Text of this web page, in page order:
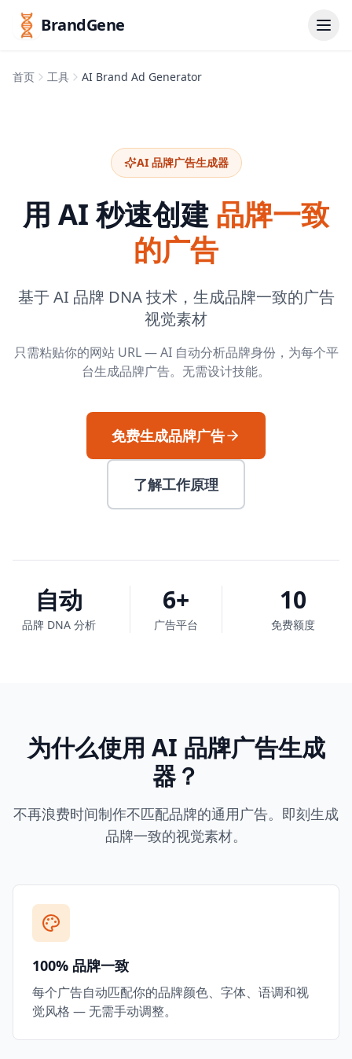
BrandGene
首页 工具 AI Brand Ad Generator
AI 品牌广告生成器
用 AI 秒速创建 品牌一致
的广告
基于 AI 品牌 DNA 技术，生成品牌一致的广告
视觉素材
只需粘贴你的网站 URL — AI 自动分析品牌身份，为每个平
台生成品牌广告。无需设计技能。
免费生成品牌广告
了解工作原理
自动
品牌 DNA 分析
6+
广告平台
10
免费额度
为什么使用 AI 品牌广告生成
器？
不再浪费时间制作不匹配品牌的通用广告。即刻生成
品牌一致的视觉素材。
100% 品牌一致
每个广告自动匹配你的品牌颜色、字体、语调和视
觉风格 — 无需手动调整。